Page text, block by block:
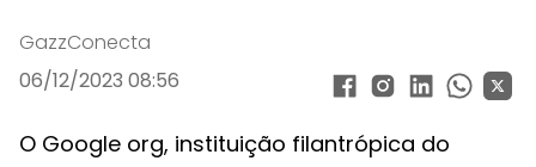
GazzConecta
06/12/2023 08:56
O Google org, instituição filantrópica do